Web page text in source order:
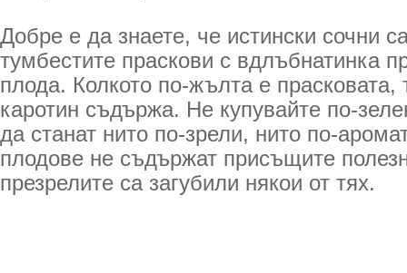
Добре е да знаете, че истински сочни
тумбестите праскови с вдлъбнатинка
плода. Колкото по-жълта е прасковата,
каротин съдържа. Не купувайте по-
да станат нито по-зрели, нито по-
плодове не съдържат присъщите
презрелите са загубили някои от тях.